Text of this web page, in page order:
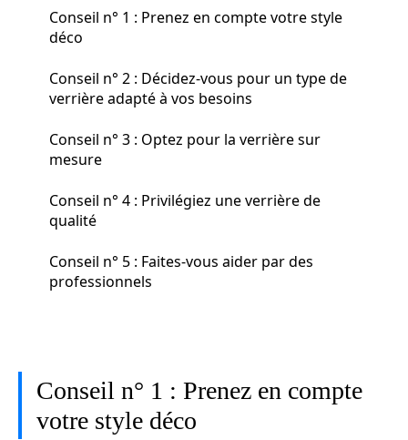
Conseil n° 1 : Prenez en compte votre style
déco
Conseil n° 2 : Décidez-vous pour un type de
verrière adapté à vos besoins
Conseil n° 3 : Optez pour la verrière sur
mesure
Conseil n° 4 : Privilégiez une verrière de
qualité
Conseil n° 5 : Faites-vous aider par des
professionnels
Conseil n° 1 : Prenez en compte
votre style déco